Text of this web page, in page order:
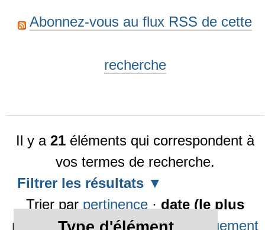
Abonnez-vous au flux RSS de cette
recherche
Il y a 21éléments qui correspondent à
vos termes de recherche.
Filtrer les résultats
Trier par pertinence · date (le plus
récent en premier) · alphabétiquement